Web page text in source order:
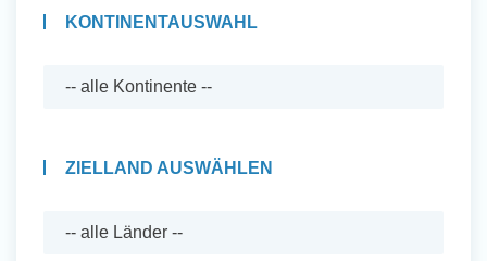
Initiativbewerbung
KONTINENTAUSWAHL
ZIELLAND AUSWÄHLEN